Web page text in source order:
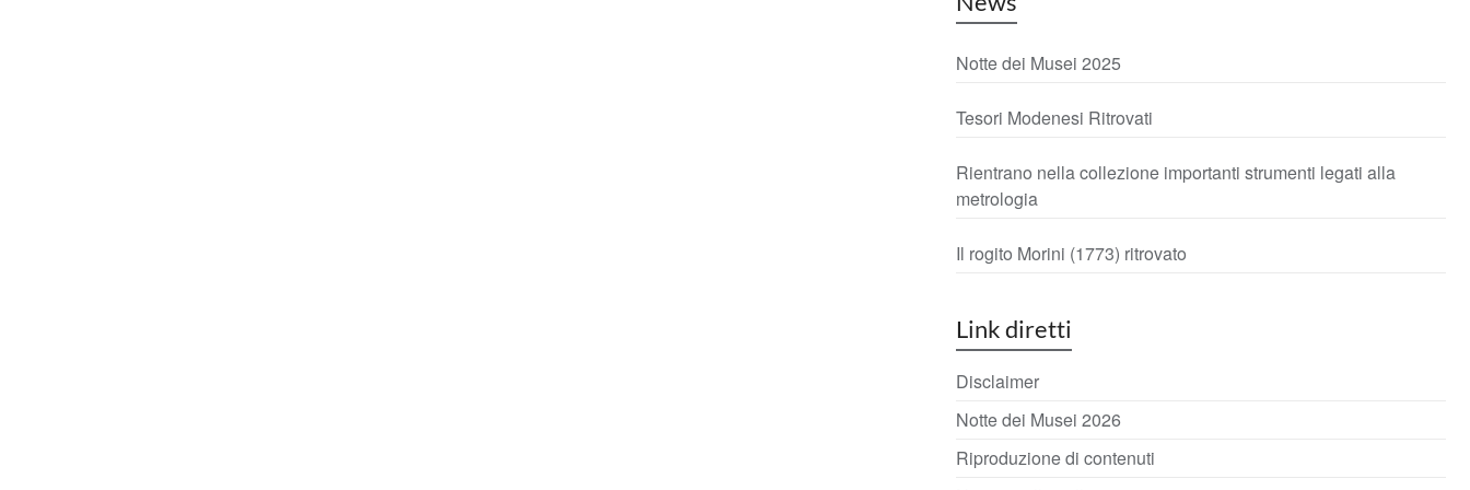
Notte dei Musei 2025
Tesori Modenesi Ritrovati
Rientrano nella collezione importanti strumenti legati alla
metrologia
Il rogito Morini (1773) ritrovato
Link diretti
Disclaimer
Notte dei Musei 2026
Riproduzione di contenuti